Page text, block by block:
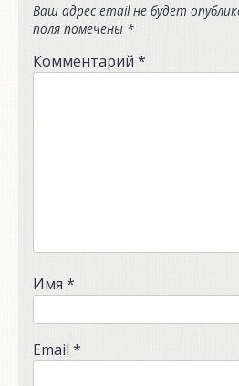
Ваш адрес email не будет
поля помечены *
Комментарий *
Имя *
Email *